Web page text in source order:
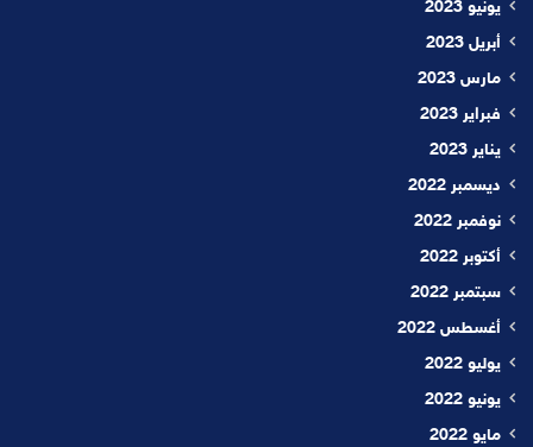
يونيو 2023
أبريل 2023
مارس 2023
فبراير 2023
يناير 2023
ديسمبر 2022
نوفمبر 2022
أكتوبر 2022
سبتمبر 2022
أغسطس 2022
يوليو 2022
يونيو 2022
مايو 2022